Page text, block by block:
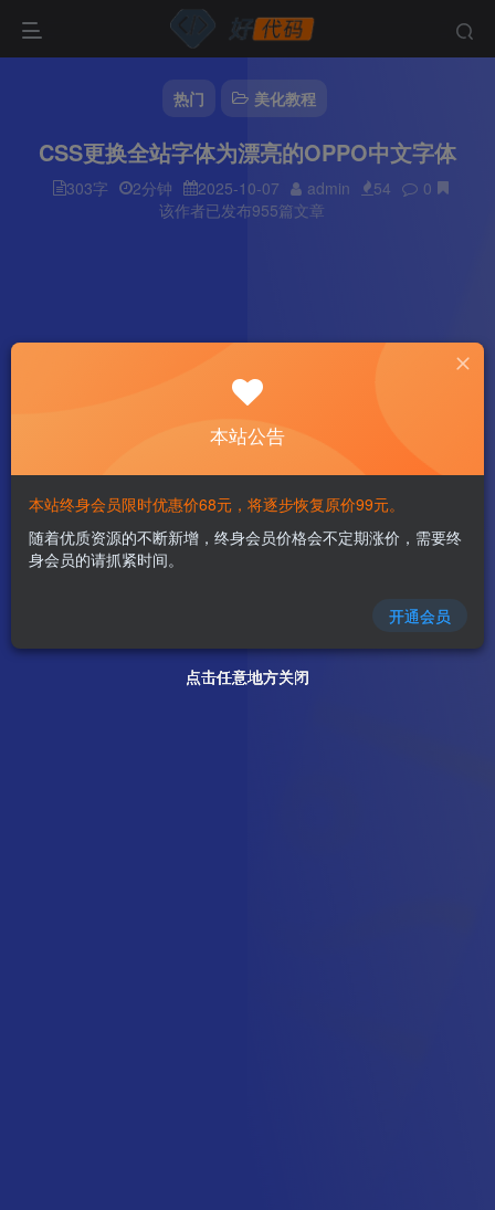
热门 美化教程
CSS更换全站字体为漂亮的OPPO中文字体
303字 2分钟 2025-10-07 admin 54
0
该作者已发布955篇文章
点击任意地方关闭
点击任意地方关闭
点击任意地方关闭
点击任意地方关闭
本站公告
本站终身会员限时优惠价68元，将逐步恢复原价99元。
随着优质资源的不断新增，终身会员价格会不定期涨价，需要终
身会员的请抓紧时间。
开通会员